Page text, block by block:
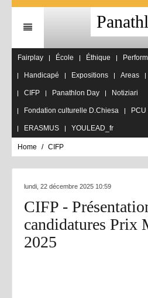
Fairplay École Éthique
Handicapé Expositions Areas
CIFP Panathlon Day Notiziari
Fondation culturelle D.Chiesa
ERASMUS YOULEAD_fr
Home CIFP
lundi, 22 décembre 2025 10:59
CIFP -
candidatures Prix
2025